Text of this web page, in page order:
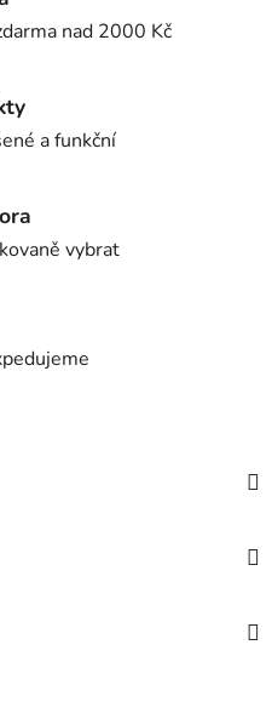
nad 2000 Kč
a funkční
vybrat